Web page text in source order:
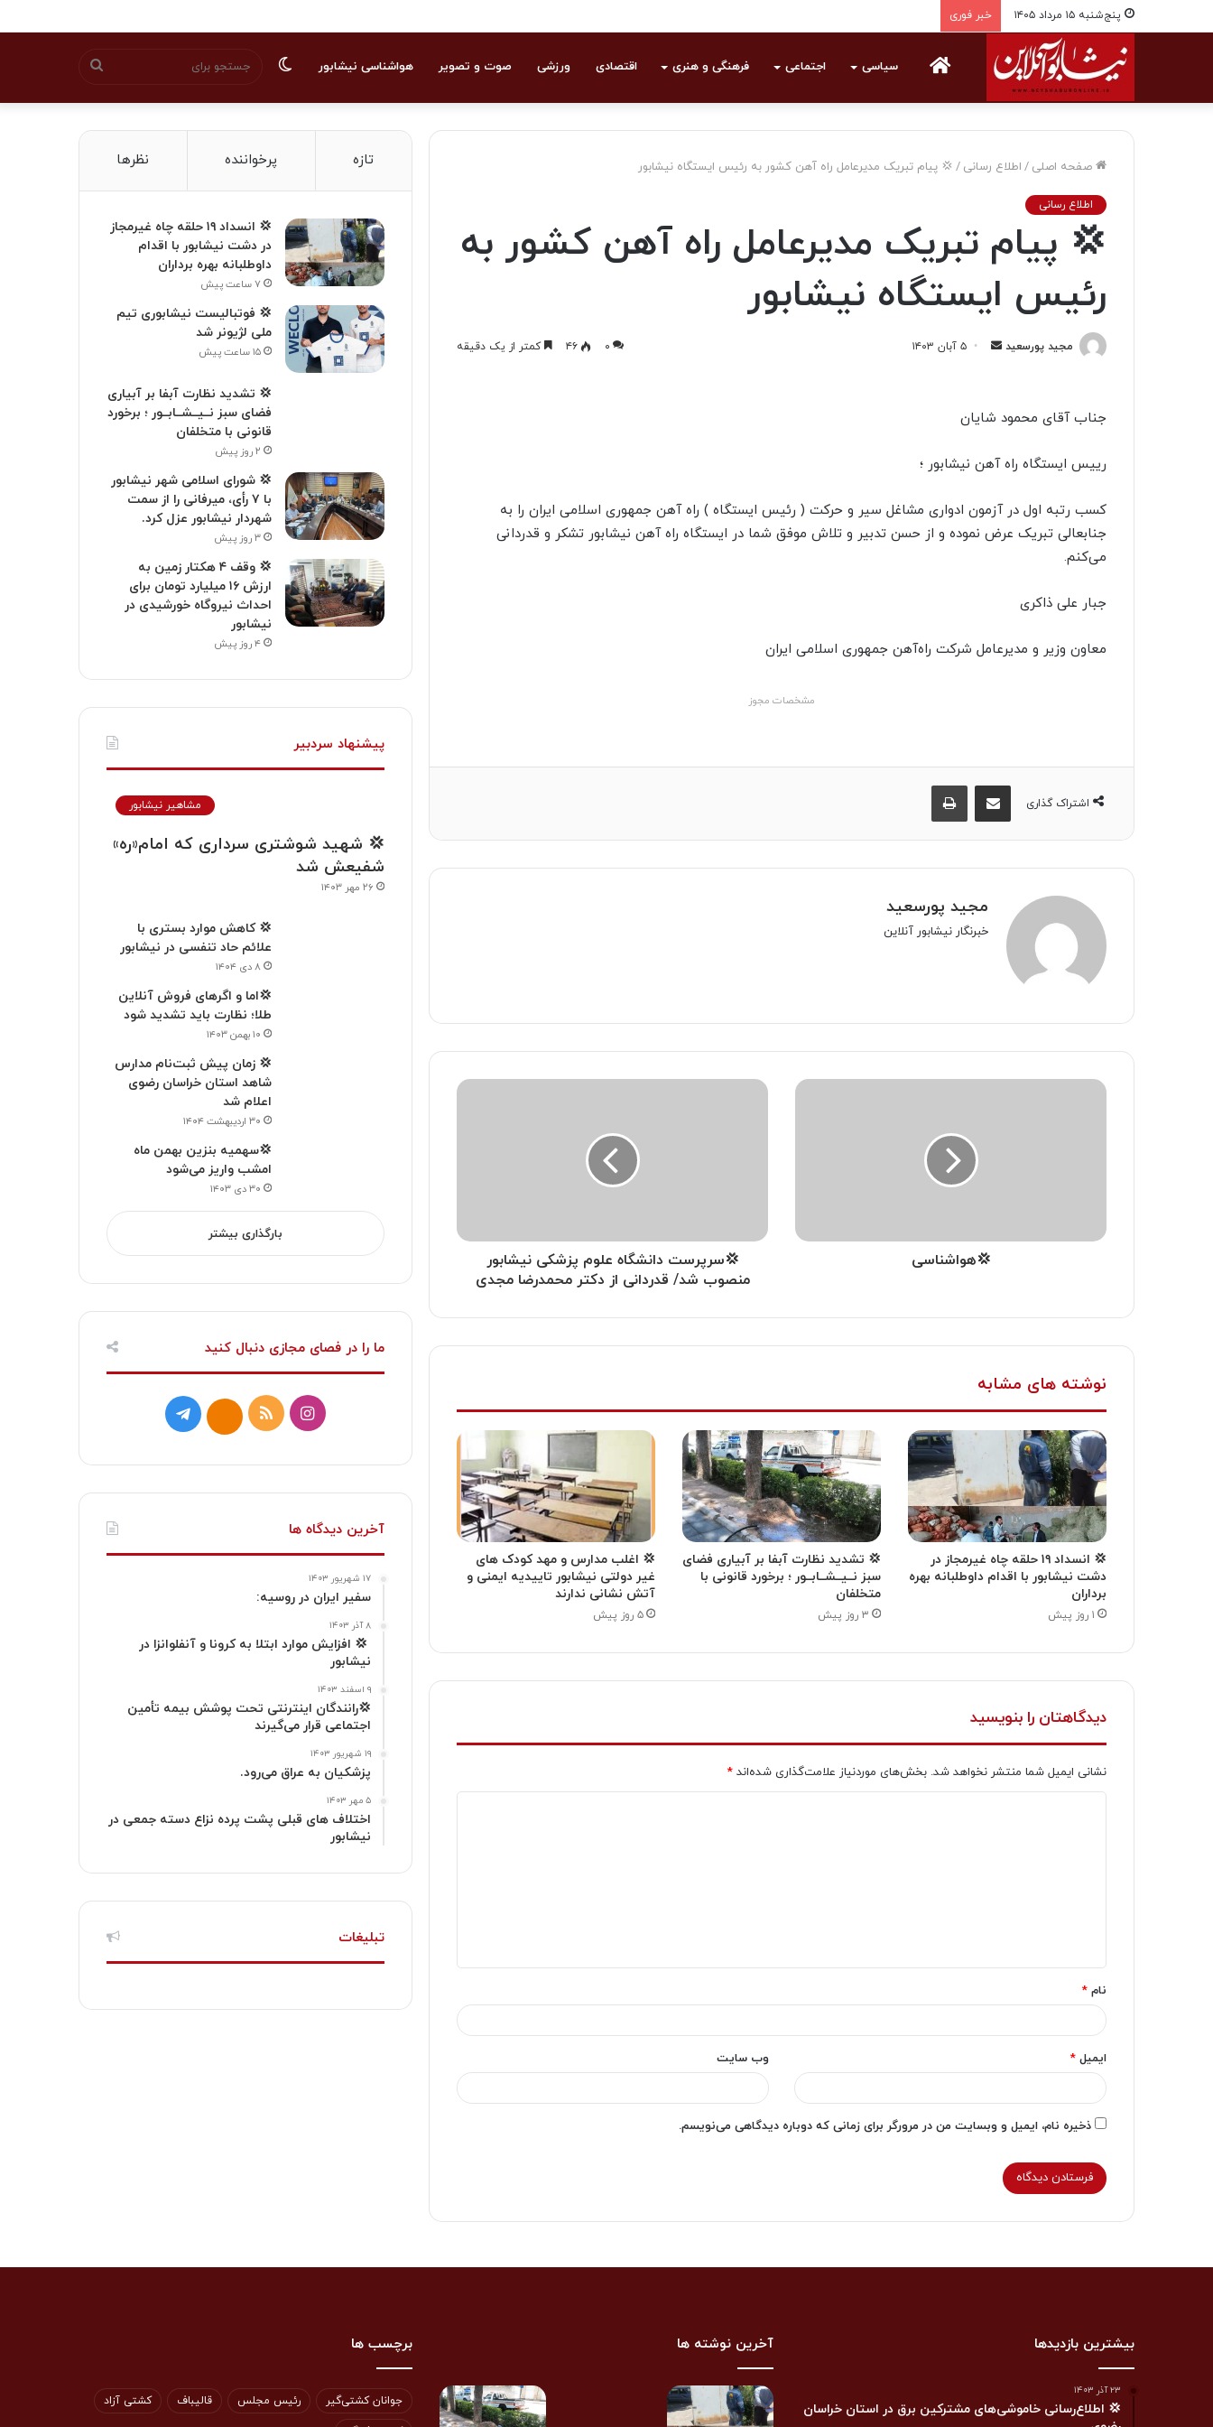
پنج‌شنبه ۱۵ مرداد ۱۴۰۵ خبر فوری
سیاسی اجتماعی فرهنگی و هنری اقتصادی ورزشی صوت و تصویر هواشناسی نیشابور
برای
تغییر
صفحه اصلی / اطلاع رسانی / 💢 پیام تبریک مدیرعامل راه آهن کشور به رئیس ایستگاه نیشابور
اطلاع رسانی
💢 پیام تبریک مدیرعامل راه آهن کشور به
رئیس ایستگاه نیشابور
مجید پورسعید
ا
ک
م
۵ آبان ۱۴۰۳ ۰ ۴۶ کمتر از یک دقیقه
جناب آقای محمود شایان
رییس ایستگاه راه آهن نیشابور ؛
کسب رتبه اول در آزمون ادواری مشاغل سیر و حرکت ( رئیس ایستگاه ) راه آهن جمهوری اسلامی ایران را به
جنابعالی تبریک عرض نموده و از حسن تدبیر و تلاش موفق شما در ایستگاه راه آهن نیشابور تشکر و قدردانی
می‌کنم.
جبار علی ذاکری
معاون وزیر و مدیرعامل شرکت راه‌آهن جمهوری اسلامی ایران
مشخصات مجوز
اشتراک گذاری
مجید پورسعید
خبرنگار نیشابور آنلاین
💢هواشناسی
💢سرپرست دانشگاه علوم پزشکی نیشابور
منصوب شد/ قدردانی از دکتر محمدرضا مجدی
نوشته های مشابه
💢 انسداد ۱۹ حلقه چاه غیرمجاز در
دشت نیشابور با اقدام داوطلبانه بهره
برداران
۱ روز پیش
💢 تشدید نظارت آبفا بر آبیاری فضای
سبز نــیــشــابــور ؛ برخورد قانونی با
متخلفان
۳ روز پیش
💢 اغلب مدارس و مهد کودک های
غیر دولتی نیشابور تاییدیه ایمنی و
آتش نشانی ندارند
۵ روز پیش
دیدگاهتان را بنویسید
نشانی ایمیل شما منتشر نخواهد شد. بخش‌های موردنیاز علامت‌گذاری شده‌اند *
*
نام *
ایمیل * وب‌ سایت
ذخیره نام، ایمیل و وبسایت من در مرورگر برای زمانی که دوباره دیدگاهی می‌نویسم.
تازه پرخواننده نظرها
💢 انسداد ۱۹ حلقه چاه غیرمجاز
در دشت نیشابور با اقدام
داوطلبانه بهره برداران
۷ ساعت پیش
💢 فوتبالیست نیشابوری تیم
ملی لژیونر شد
۱۵ ساعت پیش
💢 تشدید نظارت آبفا بر آبیاری
فضای سبز نــیــشــابــور ؛ برخورد
قانونی با متخلفان
۲ روز پیش
💢 شورای اسلامی شهر نیشابور
با ۷ رأی، میرفانی را از سمت
شهردار نیشابور عزل کرد.
۳ روز پیش
💢 وقف ۴ هکتار زمین به
ارزش ۱۶ میلیارد تومان برای
احداث نیروگاه خورشیدی در
نیشابور
۴ روز پیش
پیشنهاد سردبیر
مشاهیر نیشابور
💢 شهید شوشتری سرداری که امام«ره»
شفیعش شد
۲۶ مهر ۱۴۰۳
💢 کاهش موارد بستری با
علائم حاد تنفسی در نیشابور
۸ دی ۱۴۰۴
💢اما و اگرهای فروش آنلاین
طلا؛ نظارت باید تشدید شود
۱۰ بهمن ۱۴۰۳
💢 زمان پیش ثبت‌نام مدارس
شاهد استان خراسان رضوی
اعلام شد
۳۰ اردیبهشت ۱۴۰۴
💢سهمیه بنزین بهمن ماه
امشب واریز می‌شود
۳۰ دی ۱۴۰۳
بارگذاری بیشتر
ما را در فصای مجازی دنبال کنید
ا
س
ت
ا
م
خ
ک
ت
ا
آخرین دیدگاه ها
۱۷ شهریور ۱۴۰۳
سفیر ایران در روسیه:
۸ آذر ۱۴۰۳
‍ 💢 افزایش موارد ابتلا به کرونا و آنفلوانزا در
نیشابور
۹ اسفند ۱۴۰۳
💢رانندگان اینترنتی تحت پوشش بیمه تأمین
اجتماعی قرار می‌گیرند
۱۹ شهریور ۱۴۰۳
پزشکیان به عراق می‌رود.
۵ مهر ۱۴۰۳
اختلاف های قبلی پشت پرده نزاع دسته جمعی در
نیشابور
تبلیغات
بیشترین بازدیدها
۲۳ آذر ۱۴۰۳
💢 اطلاع‌رسانی خاموشی‌های مشترکین برق در استان خراسان
آخرین نوشته ها برچسب ها
جوانان کشتی‌گیر رئیس مجلس قالیباف کشتی آزاد